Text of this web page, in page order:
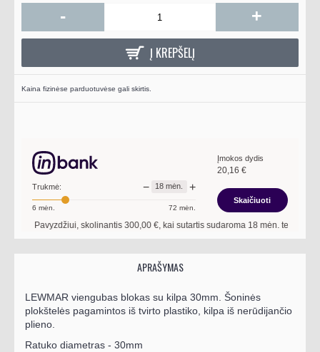
- +
Į KREPŠELĮ
Kaina fizinėse parduotuvėse gali skirtis.
Trukmė: − 18 mėn. +
6 mėn. 72 mėn.
Įmokos dydis
20,16 €
Skaičiuoti
Pavyzdžiui, skolinantis300,00€, kai sutartis sudaroma18mėn. terminui,
APRAŠYMAS
LEWMAR viengubas blokas su kilpa 30mm Šoninės
plokštelės pagamintos iš tvirto plastiko, kilpa iš nerūdijančio
plieno.
Ratuko diametras - 30mm